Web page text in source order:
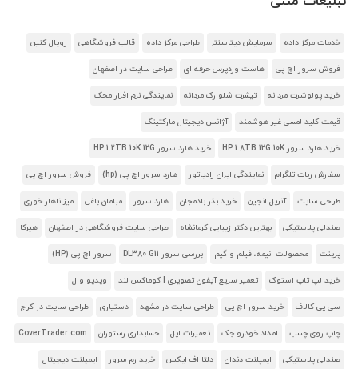
خدمات مرکز داده سرمایش دیتاسنتر طراحی مرکز داده قالب فروشگاهی رویال کنین
فروش سرور اچ پی هاست وردپرس حرفه ای طراحی سایت در اصفهان
خرید پولوشرت مردانه تیشرت شلوارک مردانه نمایندگی نرم افزار محک
قیمت کلید لمسی غیر هوشمند آژانس دیجیتال مارکتینگ
خرید هارد سرور HP 1.8TB 12G 10K خرید هارد سرور HP 1.2TB 10K 12G
سفارش ربات تلگرام نمایندگی ایران رادیاتور هارد سرور اچ پی (hp) فروش سرور اچ پی
طراحی سایت آنریل انجین خرید بذر بادمجان هارد سرور مبلمان باغی میز ناهار خوری
صندلی پلاستیکی بهترین دکتر زیبایی کرمانشاه طراحی سایت فروشگاهی در اصفهان هیرکا
پرینت محصولات انیمه، فیلم و گیم بررسی سرور DL380 G11 سرور اچ پی (HP)
خرید لپ تاپ استوک تعمیر سریع آیفون تصویری | کوماکس لند ویدیو وال
سی پی کالاف خرید سرور اچ پی طراحی سایت در مشهد دستیاری طراحی سایت در کرج
چاپ روی چسب امداد خودرو جک تعمیرات اپل حسابداری رستوران CoverTrader.com
صندلی پلاستیکی ایمپلنت دندان دلتا اف ایکس خرید رم سرور ایمپلنت دیجیتال